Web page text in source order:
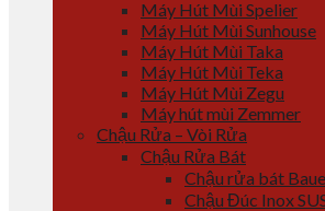
Máy Hút Mùi Spelier
Máy Hút Mùi Sunhouse
Máy Hút Mùi Taka
Máy Hút Mùi Teka
Máy Hút Mùi Zegu
Máy hút mùi Zemmer
Chậu Rửa – Vòi Rửa
Chậu Rửa Bát
Chậu rửa bát
Chậu Đúc Inox